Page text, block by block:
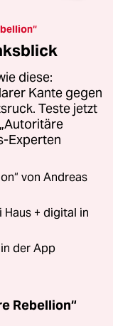
diese:
Kante gegen
Teste jetzt
Experten
von Andreas
Haus + digital in
der App
Rebellion“